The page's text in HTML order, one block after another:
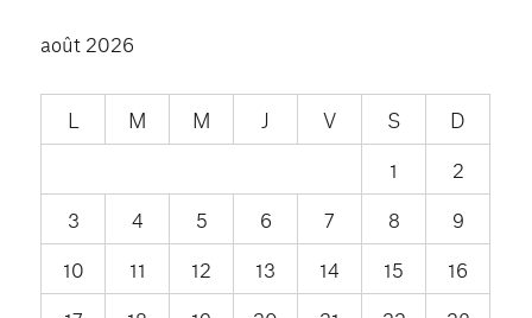
août 2026
L M M J V S
D
1
2
3
4 5 6 7 8
9
10
11 12 13 14 15
16